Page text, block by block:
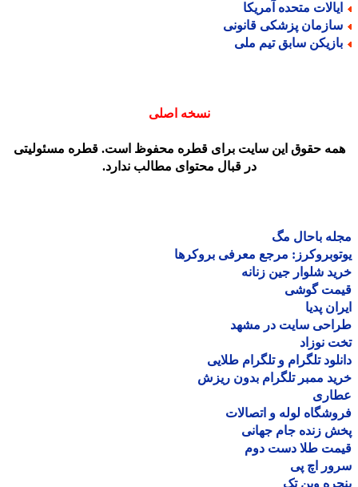
متحده آمریکا
پزشکی قانونی
سابق تیم ملی
نسخه اصلی
حقوق این سایت برای قطره محفوظ است. قطره مسئولیتی
در قبال محتوای مطالب ندارد.
باحال مگ
مرجع معرفی بروکرها
شلوار جین زنانه
گوشی
پدیا
سایت در مشهد
نوزاد
تلگرام و تلگرام طلایی
ممبر تلگرام بدون ریزش
لوله و اتصالات
زنده جام جهانی
طلا دست دوم
اچ پی
وین تک